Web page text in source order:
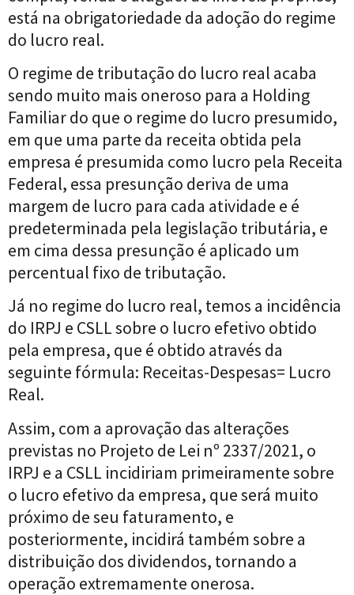
está na obrigatoriedade da adoção do regime
do lucro real.
O regime de tributação do lucro real acaba
sendo muito mais oneroso para a Holding
Familiar do que o regime do lucro presumido,
em que uma parte da receita obtida pela
empresa é presumida como lucro pela Receita
Federal, essa presunção deriva de uma
margem de lucro para cada atividade e é
predeterminada pela legislação tributária, e
em cima dessa presunção é aplicado um
percentual fixo de tributação.
Já no regime do lucro real, temos a incidência
do IRPJ e CSLL sobre o lucro efetivo obtido
pela empresa, que é obtido através da
seguinte fórmula: Receitas-Despesas= Lucro
Real.
Assim, com a aprovação das alterações
previstas no Projeto de Lei nº 2337/2021, o
IRPJ e a CSLL incidiriam primeiramente sobre
o lucro efetivo da empresa, que será muito
próximo de seu faturamento, e
posteriormente, incidirá também sobre a
distribuição dos dividendos, tornando a
operação extremamente onerosa.